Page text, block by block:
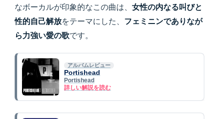
なボーカルが印象的なこの曲は、 女性の内なる叫びと
性的自己解放をテーマにした、 フェミニンでありなが
ら力強い愛の歌です。
アルバムレビュー
Portishead
Portishead
詳しい解説を読む